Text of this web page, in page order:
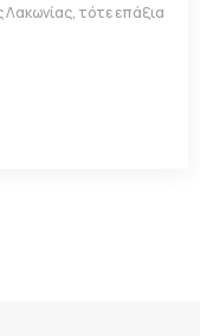
Λακωνίας, τότε επάξια